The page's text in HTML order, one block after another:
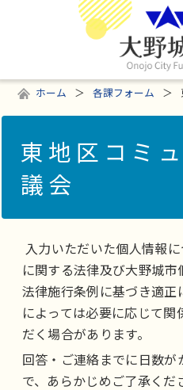
ホーム 各課フォーム
東地区コミ
議会
入力いただいた個人情報
に関する法律及び大野城市
法律施行条例に基づき適正
によっては必要に応じて関
だく場合があります。
回答・ご連絡までに日数
で、あらかじめご了承くだ